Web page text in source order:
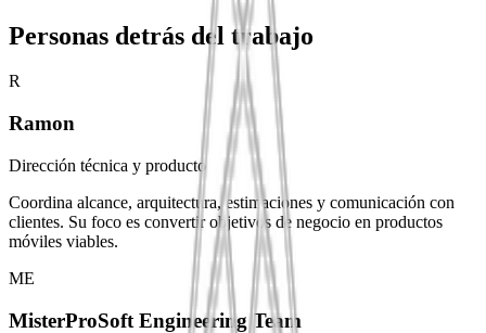
Personas detrás del trabajo
R
Ramon
Dirección técnica y producto
Coordina alcance, arquitectura, estimaciones y comunicación con
clientes. Su foco es convertir objetivos de negocio en productos
móviles viables.
ME
MisterProSoft Engineering Team